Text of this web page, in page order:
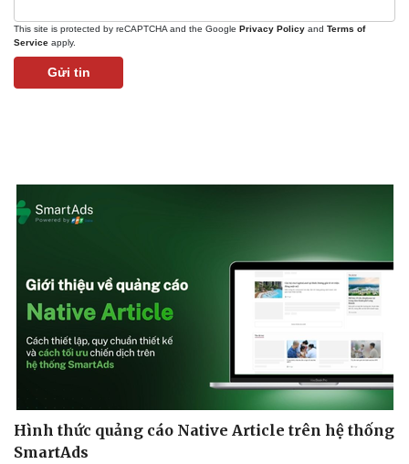
Bất động sản
Thị trường
Giá vàng
Tiêu dùng
Chứng khoán
This site is protected by reCAPTCHA and the Google Privacy Policy and Terms of
Service apply.
Gửi tin
Hình thức quảng cáo Native Article trên hệ thống
SmartAds